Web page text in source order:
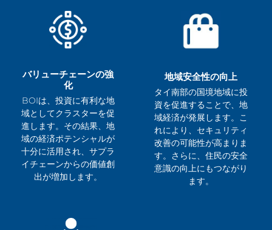
バリューチェーンの強
化
BOIは、投資に有利な地
域としてクラスターを促
進します。その結果、地
域の経済ポテンシャルが
十分に活用され、サプラ
イチェーンからの価値創
出が増加します。
地域安全性の向上
タイ南部の国境地域に投
資を促進することで、地
域経済が発展します。こ
れにより、セキュリティ
改善の可能性が高まりま
す。さらに、住民の安全
意識の向上にもつながり
ます。